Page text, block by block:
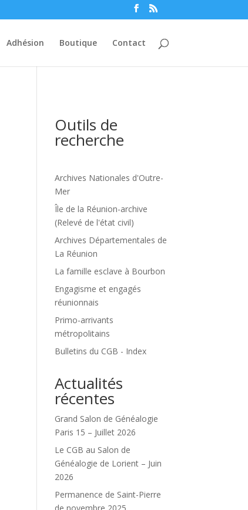
Adhésion Boutique Contact
Outils de
recherche
Archives Nationales d'Outre-
Mer
Île de la Réunion-archive
(Relevé de l'état civil)
Archives Départementales de
La Réunion
La famille esclave à Bourbon
Engagisme et engagés
réunionnais
Primo-arrivants
métropolitains
Bulletins du CGB - Index
Actualités
récentes
Grand Salon de Généalogie
Paris 15 – Juillet 2026
Le CGB au Salon de
Généalogie de Lorient – Juin
2026
Permanence de Saint-Pierre